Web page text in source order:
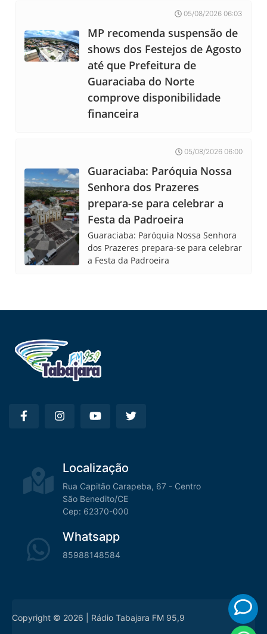
05/08/2026 06:03
MP recomenda suspensão de
shows dos Festejos de Agosto
até que Prefeitura de
Guaraciaba do Norte
comprove disponibilidade
financeira
05/08/2026 06:00
Guaraciaba: Paróquia Nossa
Senhora dos Prazeres
prepara-se para celebrar a
Festa da Padroeira
Guaraciaba: Paróquia Nossa Senhora
dos Prazeres prepara-se para celebrar
a Festa da Padroeira
Localização
Rua Capitão Carapeba, 67 - Centro
São Benedito/CE
Cep: 62370-000
Whatsapp
85988148584
Copyright © 2026 | Rádio Tabajara FM 95,9